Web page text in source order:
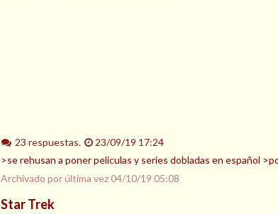
23 respuestas.
23/09/19 17:24
>se rehusan a poner películas y series dobladas en español
Archivado por última vez04/10/19 05:08
Star Trek